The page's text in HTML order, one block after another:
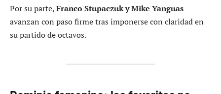
Por su parte,Franco Stupaczuk y Mike Yanguas
avanzan con paso firme tras imponerse con claridad en
su partido de octavos.